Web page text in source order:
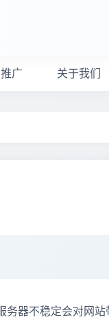
广 关于我们
务器不稳定会对网站